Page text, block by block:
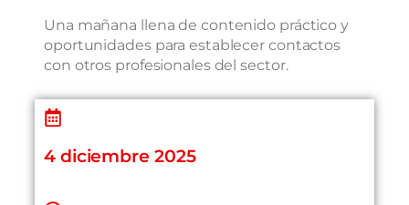
Una mañana llena de contenido práctico y
oportunidades para establecer contactos
con otros profesionales del sector.
4 diciembre 2025